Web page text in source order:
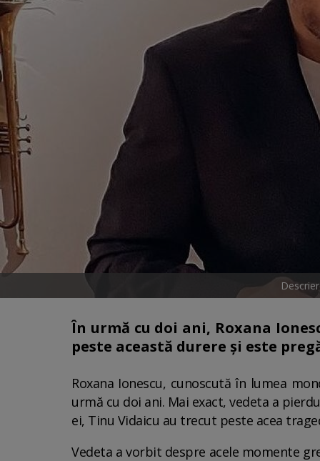
În urmă cu doi ani, Roxana
peste această durere și este
Roxana Ionescu, cunoscută în lumea
urmă cu doi ani. Mai exact, vedeta a
ei, Tinu Vidaicu au trecut peste acea
Vedeta a vorbit despre acele momente